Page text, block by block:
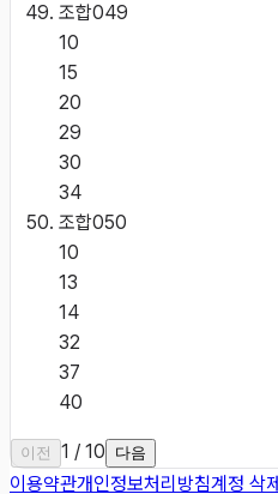
조합049
10
15
20
29
30
34
조합050
10
13
14
32
37
40
이전 1 / 10 다음
이용약관개인정보처리방침계정 삭제